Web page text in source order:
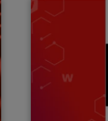
seguros a